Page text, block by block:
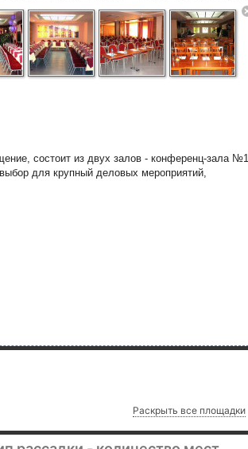
состоит из двух залов - конференц-зала №1
для крупный деловых мероприятий,
Раскрыть все площадки